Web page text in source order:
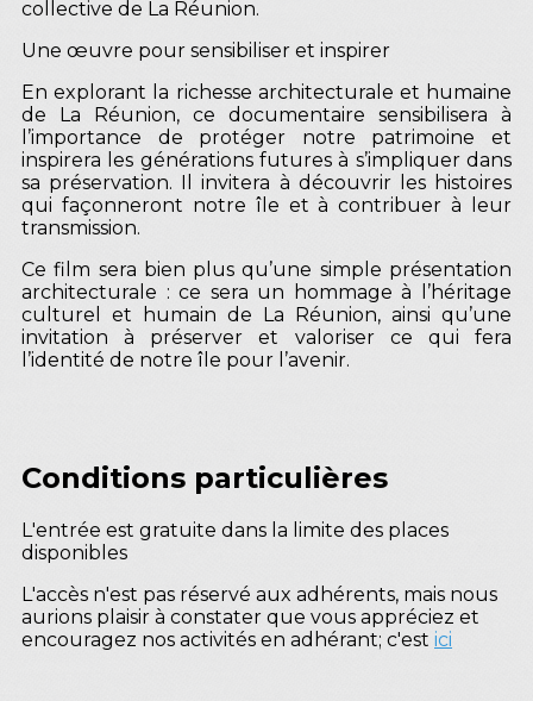
collective de La Réunion.
Une œuvre pour sensibiliser et inspirer
En explorant la richesse architecturale et humaine
de La Réunion, ce documentaire sensibilisera à
l’importance de protéger notre patrimoine et
inspirera les générations futures à s’impliquer dans
sa préservation. Il invitera à découvrir les histoires
qui façonneront notre île et à contribuer à leur
transmission.
Ce film sera bien plus qu’une simple présentation
architecturale : ce sera un hommage à l’héritage
culturel et humain de La Réunion, ainsi qu’une
invitation à préserver et valoriser ce qui fera
l’identité de notre île pour l’avenir.
Conditions particulières
L'entrée est gratuite dans la limite des places
disponibles
L'accès n'est pas réservé aux adhérents, mais nous
aurions plaisir à constater que vous appréciez et
encouragez nos activités en adhérant; c'est ici